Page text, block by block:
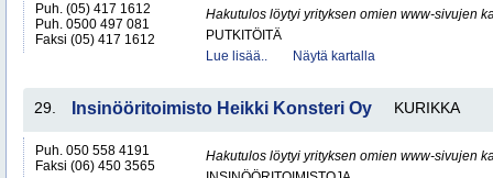
Puh. (05) 417 1612
Puh. 0500 497 081
Faksi (05) 417 1612
Hakutulos löytyi yrityksen omien www-sivujen
PUTKITÖITÄ
Lue lisää..
Näytä kartalla
29. Insinööritoimisto Heikki Konsteri Oy KURIKKA
Puh. 050 558 4191
Faksi (06) 450 3565
Hakutulos löytyi yrityksen omien www-sivujen